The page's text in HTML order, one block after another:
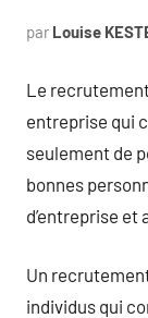
par Louise
Le
entreprise qui
seulement de
bonnes
d’entreprise
Un
individus qui